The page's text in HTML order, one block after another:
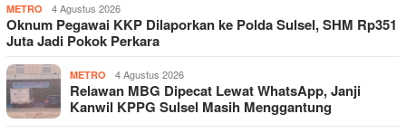
METRO 4 Agustus 2026
Oknum Pegawai KKP Dilaporkan ke Polda Sulsel, SHM Rp351
Juta Jadi Pokok Perkara
METRO 4 Agustus 2026
Relawan MBG Dipecat Lewat WhatsApp, Janji
Kanwil KPPG Sulsel Masih Menggantung